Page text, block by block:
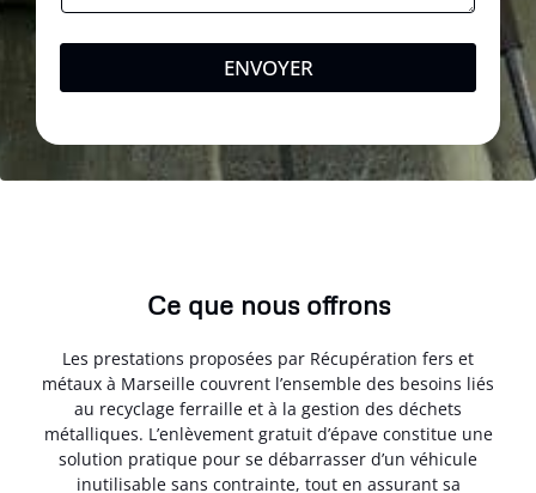
ENVOYER
Ce que nous offrons
Les prestations proposées par Récupération fers et
métaux à Marseille couvrent l’ensemble des besoins liés
au recyclage ferraille et à la gestion des déchets
métalliques. L’enlèvement gratuit d’épave constitue une
solution pratique pour se débarrasser d’un véhicule
inutilisable sans contrainte, tout en assurant sa